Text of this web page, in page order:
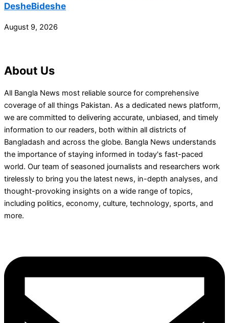
DesheBideshe
August 9, 2026
About Us
All Bangla News most reliable source for comprehensive
coverage of all things Pakistan. As a dedicated news platform,
we are committed to delivering accurate, unbiased, and timely
information to our readers, both within all districts of
Bangladash and across the globe. Bangla News understands
the importance of staying informed in today's fast-paced
world. Our team of seasoned journalists and researchers work
tirelessly to bring you the latest news, in-depth analyses, and
thought-provoking insights on a wide range of topics,
including politics, economy, culture, technology, sports, and
more.